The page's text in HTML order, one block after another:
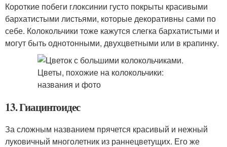
Короткие побеги глоксинии густо покрыты красивыми
бархатистыми листьями, которые декоративны сами по
себе. Колокольчики тоже кажутся слегка бархатистыми и
могут быть однотонными, двухцветными или в крапинку.
13. Гиацинтоидес
За сложным названием прячется красивый и нежный
луковичный многолетник из раннецветущих. Его же